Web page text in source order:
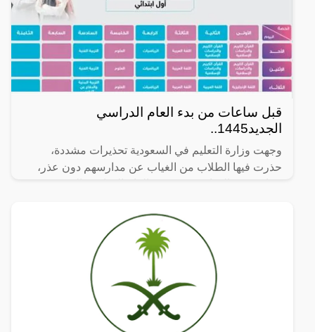
قبل ساعات من بدء العام الدراسي
الجديد1445..
وجهت وزارة التعليم في السعودية تحذيرات مشددة،
حذرت فيها الطلاب من الغياب عن مدارسهم دون عذر،